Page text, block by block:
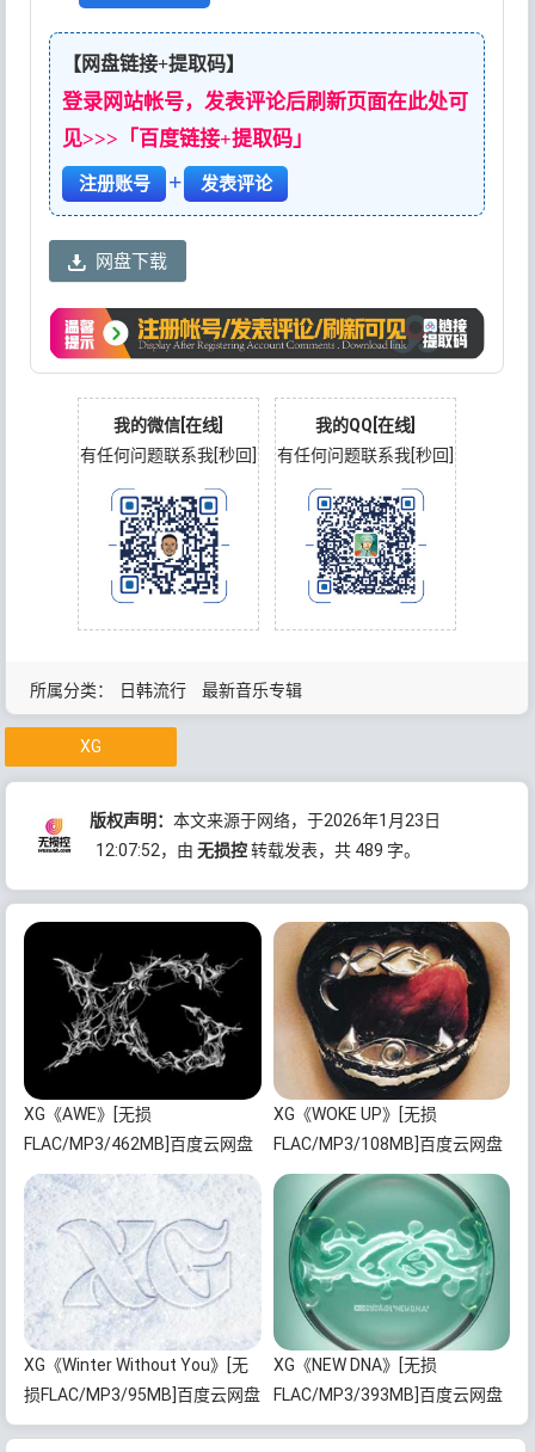
所属分类： 日韩流行 最新音乐专辑
【网盘链接+提取码】
登录网站帐号，发表评论后刷新页面在此处可
见>>>「百度链接+提取码」
注册账号 + 发表评论
网盘下载
我的微信[在线]
有任何问题联系我[秒回]
我的QQ[在线]
有任何问题联系我[秒回]
XG
版权声明：本文来源于网络，于2026年1月23日
12:07:52，由无损控转载发表，共 489 字。
XG《AWE》[无损
FLAC/MP3/462MB]百度云网盘
下载
XG《WOKE UP》[无损
FLAC/MP3/108MB]百度云网盘
下载
XG《Winter Without You》[无
损FLAC/MP3/95MB]百度云网盘
下载
XG《NEW DNA》[无损
FLAC/MP3/393MB]百度云网盘
下载